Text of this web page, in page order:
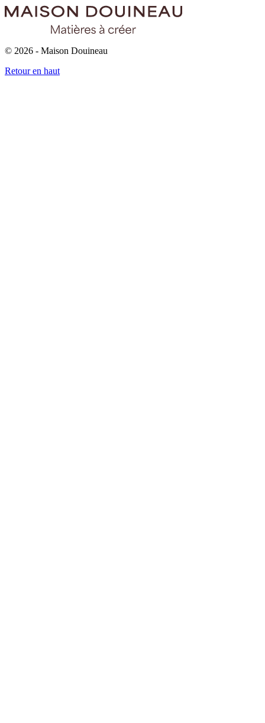
© 2026 - Maison Douineau
Retour en haut